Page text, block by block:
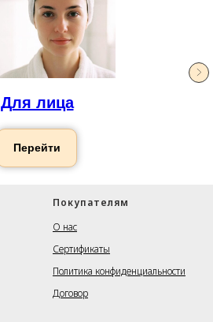
Для лица
Перейти
Покупателям
О нас
Сертификаты
Политика конфиденциальности
Договор